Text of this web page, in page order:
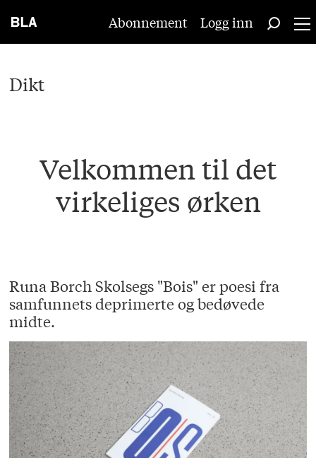
Abonnement Logg inn
Dikt
Velkommen til det
virkeliges ørken
Runa Borch Skolsegs "Bois" er poesi fra
samfunnets deprimerte og bedøvede
midte.